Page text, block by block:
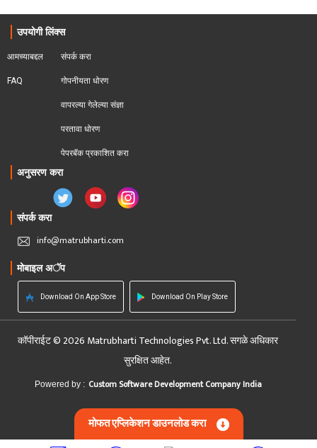
उपयोगी लिंक्स
आमच्याबद्दल
FAQ
संपर्क करा
गोपनीयता धोरण
वापरल्या गेलेल्या संज्ञा
परतावा धोरण
पेपरबॅक प्रकाशित करा
अनुसरण करा
संपर्क करा
info@matrubharti.com
मोबाइल अॅप
Download On App Store Download On Play Store
कॉपीराईट © 2026 Matrubharti Technologies Pvt. Ltd. सगळे अधिकार
सुरक्षित आहेत.
Powered by : Custom Software Development Company India
मोफत एप्लिकेशन डाउनलोड करा